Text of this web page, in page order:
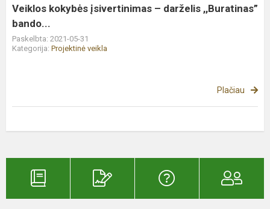
Veiklos kokybės įsivertinimas – darželis ,,Buratinas”
bando...
Paskelbta: 2021-05-31
Kategorija: Projektinė veikla
Plačiau